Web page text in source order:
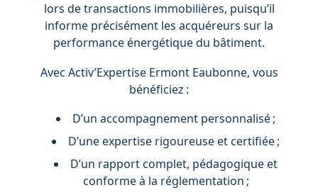
lors de transactions immobilières, puisqu’il
informe précisément les acquéreurs sur la
performance énergétique du bâtiment.
Avec Activ’Expertise Ermont Eaubonne, vous
bénéficiez :
D’un accompagnement personnalisé ;
D’une expertise rigoureuse et certifiée ;
D’un rapport complet, pédagogique et
conforme à la réglementation ;